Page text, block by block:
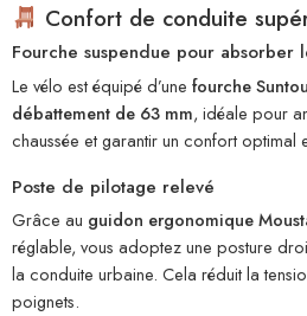
Confort de conduite
Fourche suspendue pour absorber
Le vélo est équipé d’une fourche
débattement de 63 mm, idéale pour
chaussée et garantir un confort optimal
Poste de pilotage relevé
Grâce au guidon ergonomique
réglable, vous adoptez une posture
la conduite urbaine. Cela réduit la
poignets.